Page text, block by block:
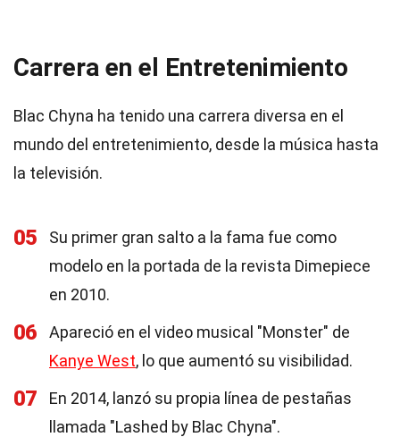
Carrera en el Entretenimiento
Blac Chyna ha tenido una carrera diversa en el
mundo del entretenimiento, desde la música hasta
la televisión.
05
Su primer gran salto a la fama fue como
modelo en la portada de la revista Dimepiece
en 2010.
06
Apareció en el video musical "Monster" de
Kanye West, lo que aumentó su visibilidad.
07
En 2014, lanzó su propia línea de pestañas
llamada "Lashed by Blac Chyna".